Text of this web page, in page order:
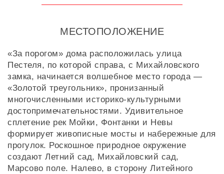
МЕСТОПОЛОЖЕНИЕ
«За порогом» дома расположилась улица
Пестеля, по которой справа, с Михайловского
замка, начинается волшебное место города —
«Золотой треугольник», пронизанный
многочисленными историко-культурными
достопримечательностями. Удивительное
сплетение рек Мойки, Фонтанки и Невы
формирует живописные мосты и набережные для
прогулок. Роскошное природное окружение
создают Летний сад, Михайловский сад,
Марсово поле. Налево, в сторону Литейного